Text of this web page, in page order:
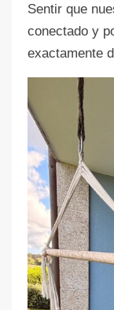
Sentir que
conectado y
exactamente